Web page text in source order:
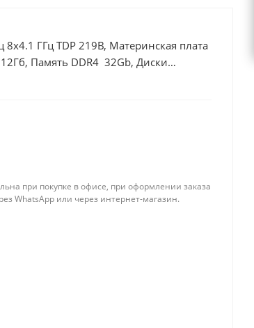
ГГц TDP 219В, Материнская плата
Память DDR4 32Gb, Диски
при покупке в офисе, при оформлении заказа
WhatsApp или через интернет-магазин.